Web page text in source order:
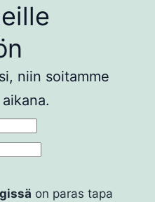
niin soitamme
on paras tapa